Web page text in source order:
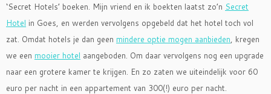
‘Secret Hotels’ boeken. Mijn vriend en ik boekten laatst zo’n Secret
Hotel in Goes, en werden vervolgens opgebeld dat het hotel toch vol
zat. Omdat hotels je dan geen mindere optie mogen aanbieden, kregen
we een mooier hotel aangeboden. Om daar vervolgens nog een upgrade
naar een grotere kamer te krijgen. En zo zaten we uiteindelijk voor 60
euro per nacht in een appartement van 300(!) euro per nacht.